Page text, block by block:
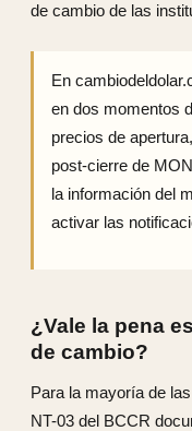
de cambio de las
En
en dos momentos
precios de
post-cierre de
la información del
activar las
¿Vale la pena
de cambio?
Para la mayoría de
NT-03 del BCCR